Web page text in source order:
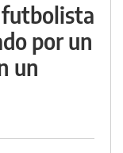
por un
un